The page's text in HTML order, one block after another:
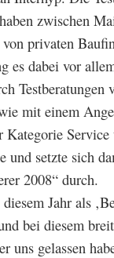
zwischen
privaten
es dabei vor
Testberatungen
mit einem
Service
und setzte sich
2008“ durch.
Jahr als
bei diesem
uns gelassen